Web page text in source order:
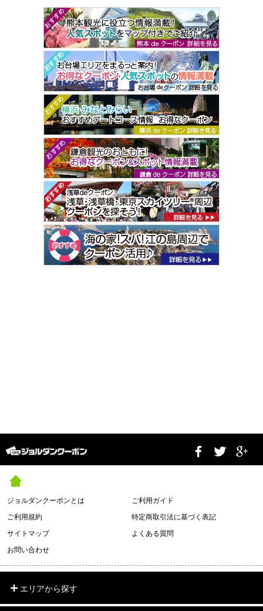
ジョルダンクーポンとは
ご利用ガイド
ご利用規約
特定商取引法に基づく表記
サイトマップ
よくある質問
お問い合わせ
エリアから探す